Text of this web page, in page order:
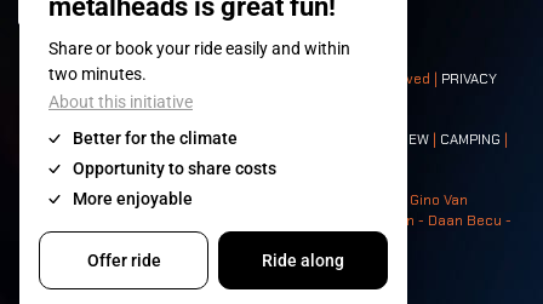
© 2008-2026- Apache Productions VZW – All rights reserved | PRIVACY
POLICY|ALGEMENE VOORWAARDEN
Contact:GENERAL| PARTNERSHIPS CREW | CAMPING |
NEIGHBOURS
Photos: Ann Kermans - Hans Van Hoof - Eliaz Bruggeman - Gino Van
Lancker - Tim Tronckoe - Elsie Roymans - Stijn Verbruggen - Daan Becu -
Claus Christa - Devid Camerlynck